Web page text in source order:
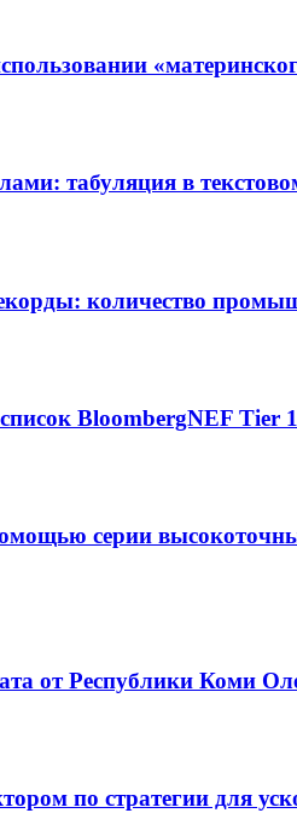
табуляция в
количество
BloombergNEF Tier 1
серии
от Республики Коми
по стратегии для